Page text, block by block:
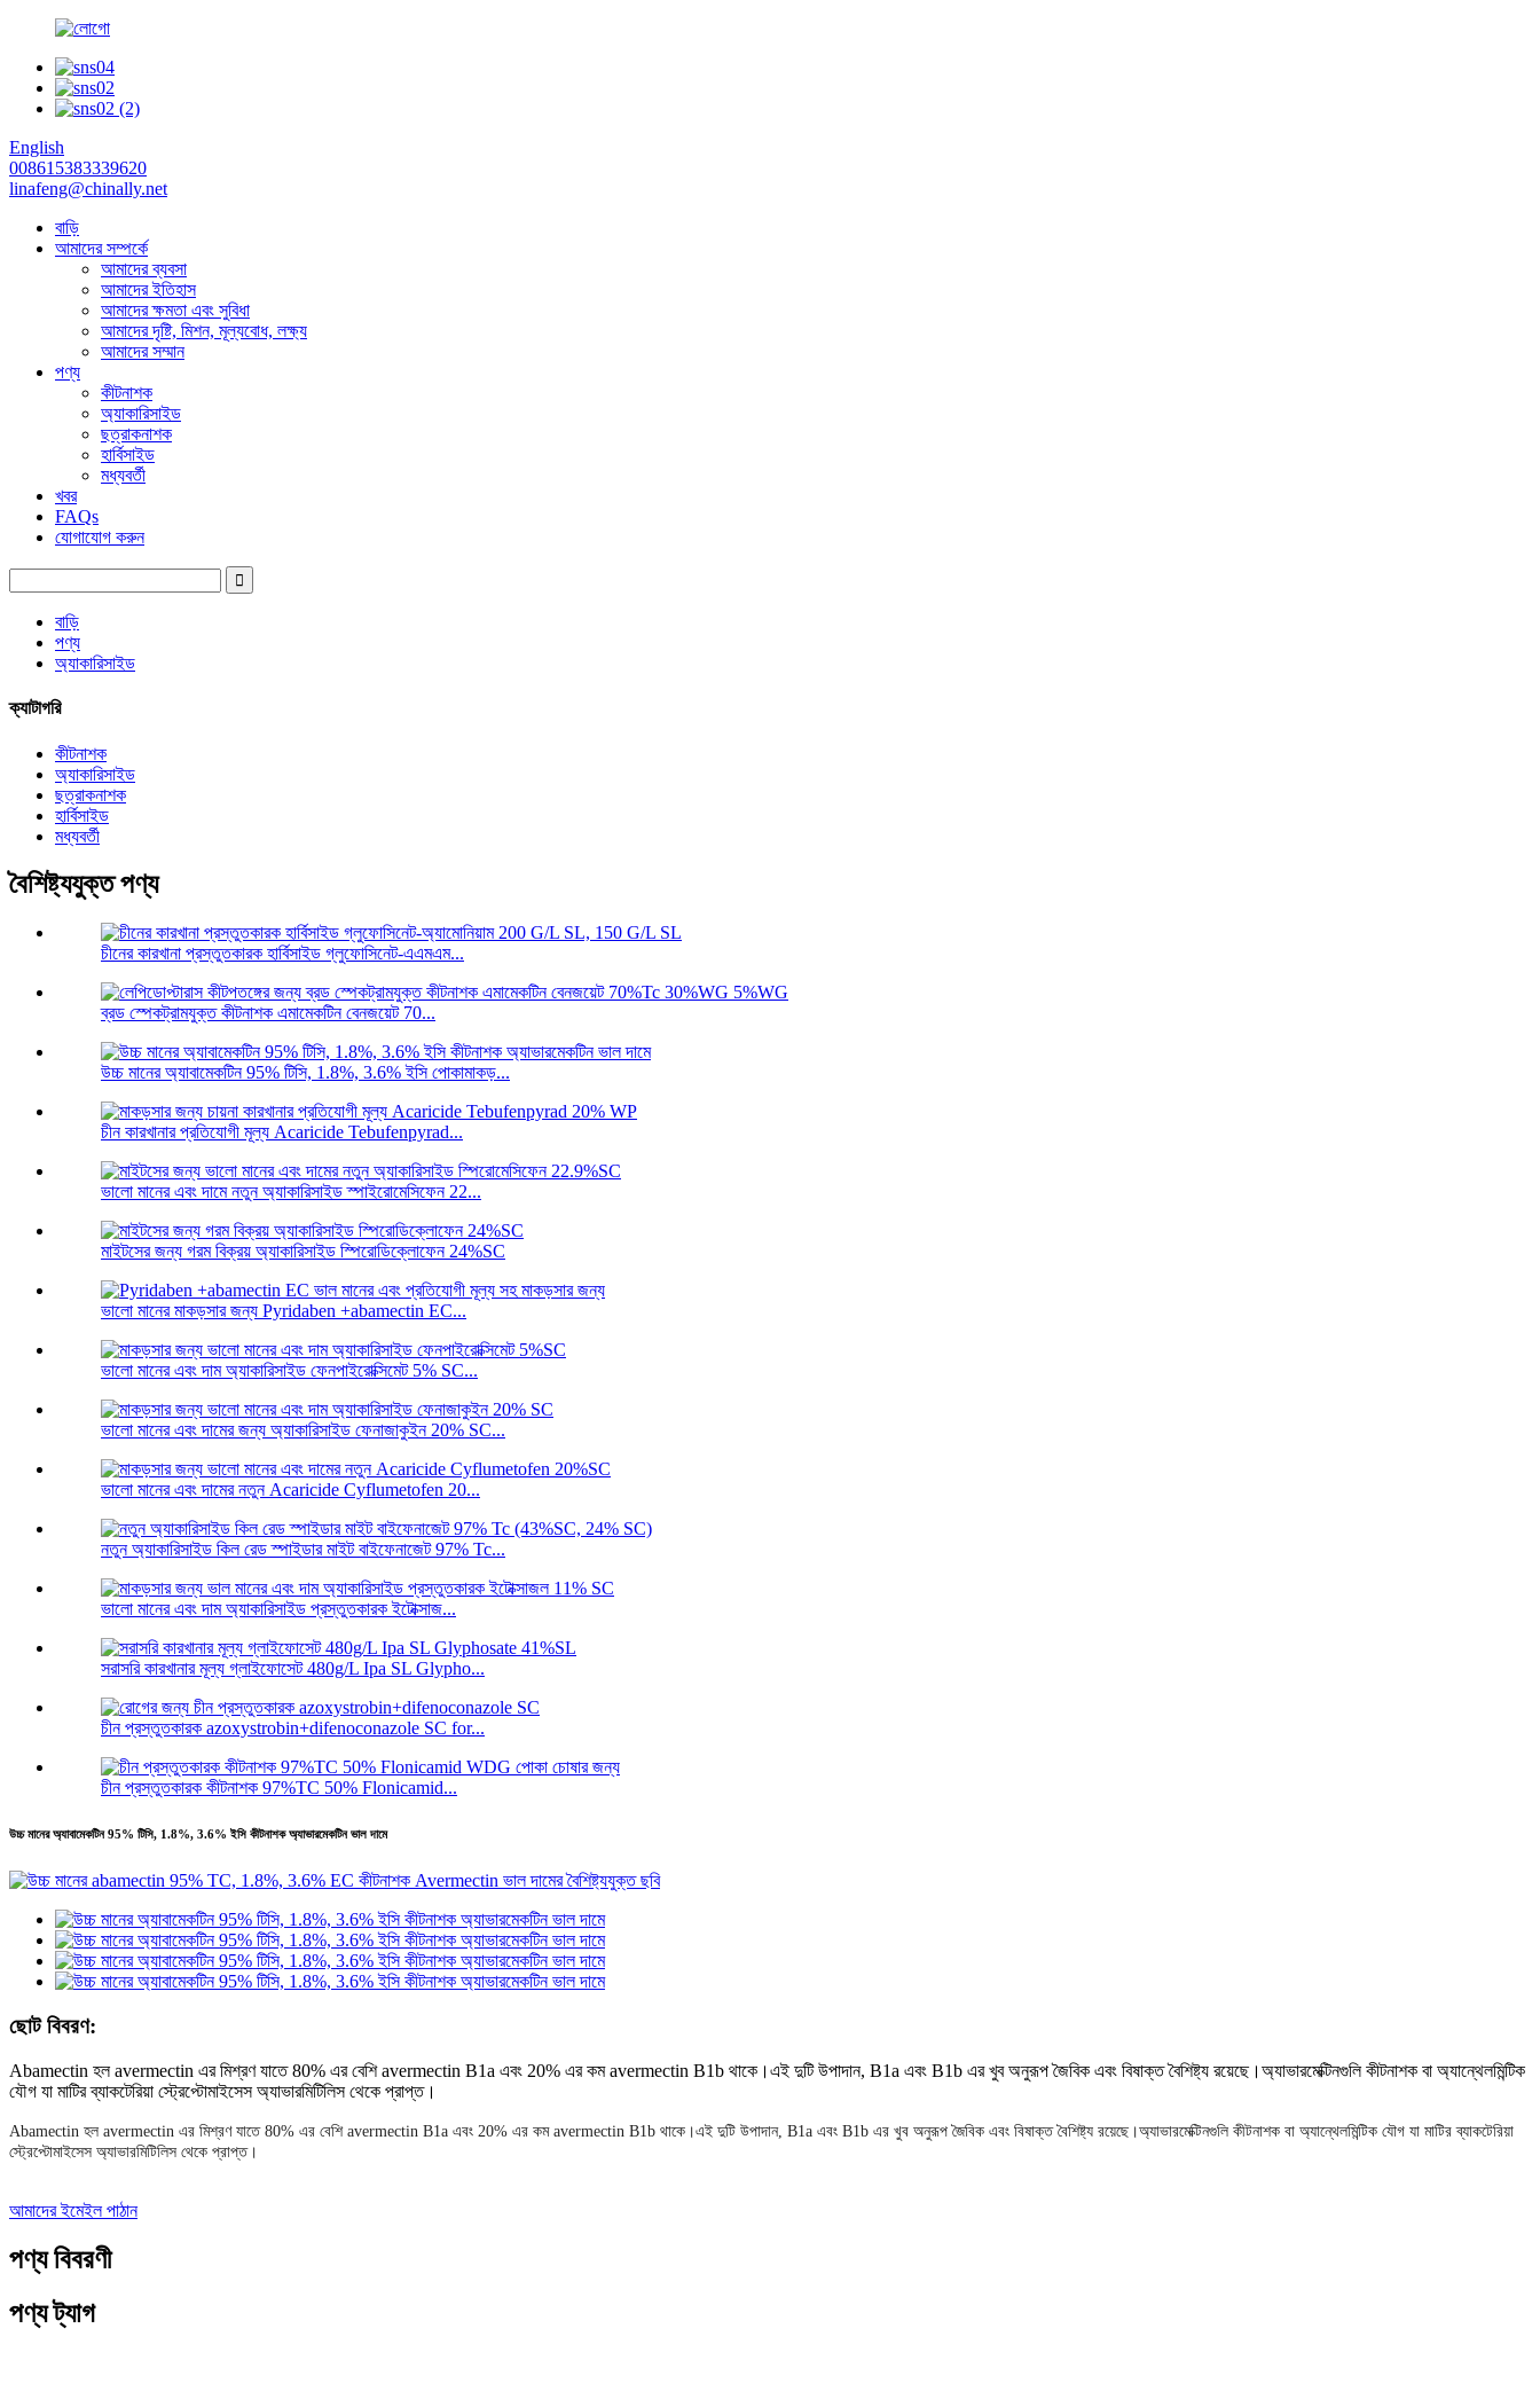
English
008615383339620
linafeng@chinally.net
বাড়ি
আমাদের সম্পর্কে
আমাদের ব্যবসা
আমাদের ইতিহাস
আমাদের ক্ষমতা এবং সুবিধা
আমাদের দৃষ্টি, মিশন, মূল্যবোধ, লক্ষ্য
আমাদের সম্মান
পণ্য
কীটনাশক
অ্যাকারিসাইড
ছত্রাকনাশক
হার্বিসাইড
মধ্যবর্তী
খবর
FAQs
যোগাযোগ করুন
বাড়ি
পণ্য
অ্যাকারিসাইড
ক্যাটাগরি
কীটনাশক
অ্যাকারিসাইড
ছত্রাকনাশক
হার্বিসাইড
মধ্যবর্তী
বৈশিষ্ট্যযুক্ত পণ্য
চীনের কারখানা প্রস্তুতকারক হার্বিসাইড গ্লুফোসিনেট-এএমএম...
ব্রড স্পেকট্রামযুক্ত কীটনাশক এমামেকটিন বেনজয়েট 70...
উচ্চ মানের অ্যাবামেকটিন 95% টিসি, 1.8%, 3.6% ইসি পোকামাকড়...
চীন কারখানার প্রতিযোগী মূল্য Acaricide Tebufenpyrad...
ভালো মানের এবং দামে নতুন অ্যাকারিসাইড স্পাইরোমেসিফেন 22...
মাইটসের জন্য গরম বিক্রয় অ্যাকারিসাইড স্পিরোডিক্লোফেন 24%SC
ভালো মানের মাকড়সার জন্য Pyridaben +abamectin EC...
ভালো মানের এবং দাম অ্যাকারিসাইড ফেনপাইরোক্সিমেট 5% SC...
ভালো মানের এবং দামের জন্য অ্যাকারিসাইড ফেনাজাকুইন 20% SC...
ভালো মানের এবং দামের নতুন Acaricide Cyflumetofen 20...
নতুন অ্যাকারিসাইড কিল রেড স্পাইডার মাইট বাইফেনাজেট 97% Tc...
ভালো মানের এবং দাম অ্যাকারিসাইড প্রস্তুতকারক ইটোক্সাজ...
সরাসরি কারখানার মূল্য গ্লাইফোসেট 480g/L Ipa SL Glypho...
চীন প্রস্তুতকারক azoxystrobin+difenoconazole SC for...
চীন প্রস্তুতকারক কীটনাশক 97%TC 50% Flonicamid...
উচ্চ মানের অ্যাবামেকটিন 95% টিসি, 1.8%, 3.6% ইসি কীটনাশক অ্যাভারমেকটিন ভাল দামে
ছোট বিবরণ:
Abamectin হল avermectin এর মিশ্রণ যাতে 80% এর বেশি avermectin B1a এবং 20% এর কম avermectin B1b থাকে।এই দুটি উপাদান, B1a এবং B1b এর খুব অনুরূপ জৈবিক এবং বিষাক্ত বৈশিষ্ট্য রয়েছে।অ্যাভারমেক্টিনগুলি কীটনাশক বা অ্যান্থেলমিন্টিক
যৌগ যা মাটির ব্যাকটেরিয়া স্ট্রেপ্টোমাইসেস অ্যাভারমিটিলিস থেকে প্রাপ্ত।
Abamectin হল avermectin এর মিশ্রণ যাতে 80% এর বেশি avermectin B1a এবং 20% এর কম avermectin B1b থাকে।এই দুটি উপাদান, B1a এবং B1b এর খুব অনুরূপ জৈবিক এবং বিষাক্ত বৈশিষ্ট্য রয়েছে।অ্যাভারমেক্টিনগুলি কীটনাশক বা অ্যান্থেলমিন্টিক যৌগ যা মাটির ব্যাকটেরিয়া
স্ট্রেপ্টোমাইসেস অ্যাভারমিটিলিস থেকে প্রাপ্ত।
আমাদের ইমেইল পাঠান
পণ্য বিবরণী
পণ্য ট্যাগ